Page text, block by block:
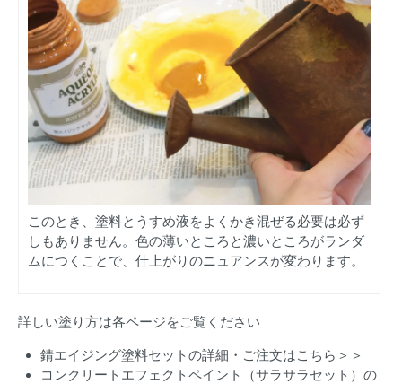
このとき、塗料とうすめ液をよくかき混ぜる必要は必ず
しもありません。色の薄いところと濃いところがランダ
ムにつくことで、仕上がりのニュアンスが変わります。
詳しい塗り方は各ページをご覧ください
錆エイジング塗料セットの詳細・ご注文はこちら＞＞
コンクリートエフェクトペイント（サラサラセット）の